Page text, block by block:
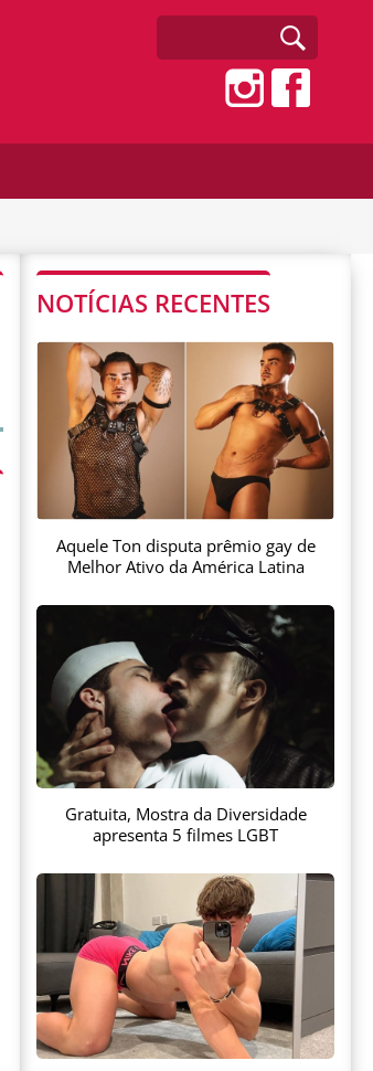
NOTÍCIAS RECENTES
Aquele Ton disputa prêmio gay de
Melhor Ativo da América Latina
Gratuita, Mostra da Diversidade
apresenta 5 filmes LGBT